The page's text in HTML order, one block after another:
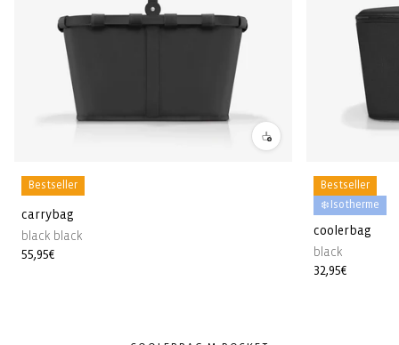
Bestseller
carrybag
black black
Prix
55,95€
Bestseller
❄️ Isotherme
coolerbag
black
Prix
32,95€